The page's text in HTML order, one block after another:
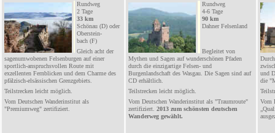
Rundweg
2 Tage
33 km
Schönau (D) oder
Oberstein-
bach (F)
Gleich acht der
sagenumwobenen Felsenburgen auf einer
sportlich-anspruchsvollen Route mit
exzellenten Fernblicken und dem Charme des
pfälzisch-elsässischen Grenzgebiets.
Teilstrecken leicht möglich.
Vom Deutschen Wanderinstitut als
"Premiumweg" zertifiziert.
Rundweg
4-6 Tage
90 km
DahnerFelsenland
Begleitet von
Mythen und Sagen auf wunderschönen Pfaden
durch die einzigartige Felsen- und
Burgenlandschaft des Wasgau. Die Sagen sind auf
CD erhältlich
Teilstrecken leicht möglich.
Vom Deutschen Wanderinstitut als "Traumroute"
zertifiziert. 2013 zum schönsten deutschen
Wanderweg gewählt.
und
die
Vom